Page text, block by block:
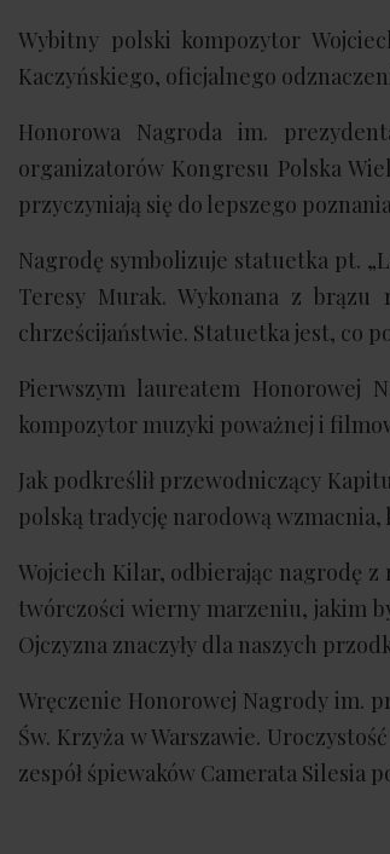
Wybitny polski kompozytor
Kaczyńskiego, oficjalnego
Honorowa Nagroda im.
organizatorów Kongresu Polska
przyczyniają się do lepszego
Nagrodę symbolizuje statuetka pt.
Teresy Murak. Wykonana z
chrześcijaństwie. Statuetka jest, co
Pierwszym laureatem Honorowej
kompozytor muzyki poważnej i
Jak podkreślił przewodniczący
polską tradycję narodową
Wojciech Kilar, odbierając nagrodę z
twórczości wierny marzeniu, jakim
Ojczyzna znaczyły dla naszych
Wręczenie Honorowej Nagrody im.
Św. Krzyża w Warszawie.
zespół śpiewaków Camerata Silesia